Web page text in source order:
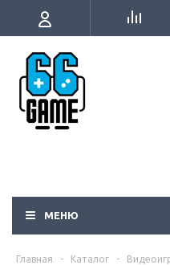
МЕНЮ
Главная - Каталог -